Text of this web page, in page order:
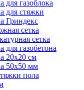
для газоблока
для стяжки
Гриндекс
сетка
сетка
для газобетона
20x20 см
50x50 мм
пола